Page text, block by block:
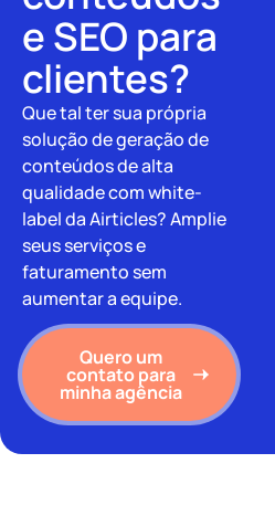
e SEO para
clientes?
Que tal ter sua própria
solução de geração de
conteúdos de alta
qualidade com white-
label da Airticles? Amplie
seus serviços e
faturamento sem
aumentar a equipe.
Quero um
contato para
minha agência